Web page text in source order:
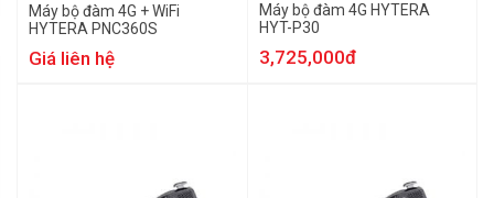
Máy bộ đàm 4G + WiFi
HYTERA PNC360S
Giá liên hệ
Máy bộ đàm 4G HYTERA
HYT-P30
3,725,000đ